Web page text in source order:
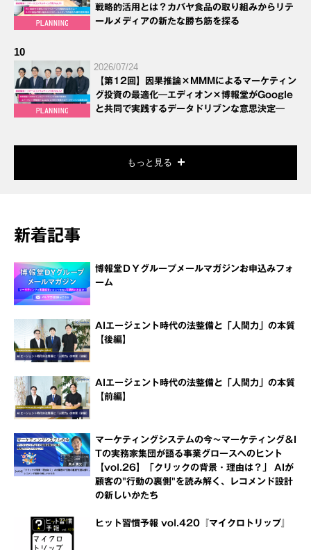
戦略的活用とは？カバヤ食品の取り組みからリテ
ールメディアの新たな勝ち筋を探る
10
2026/07/24
【第12回】因果推論×MMMによるマーケティン
グ投資の最適化―エディオン×博報堂がGoogle
と共同で実践するデータドリブンな意思決定―
もっと見る
新着記事
博報堂ＤＹグループメールマガジンお申込みフォ
ーム
AIエージェント時代の法整備と「人間力」の本質
【後編】
AIエージェント時代の法整備と「人間力」の本質
【前編】
マーケティングシステムの今～マーケティング＆I
Tの実務家集団が語る事業グロースへのヒント
【vol.26】「クリックの背景・理由は？」 AIが
顧客の"行動の裏側"を読み解く、レコメンド設計
の新しいかたち
ヒット習慣予報 vol.420『マイクロトリップ』